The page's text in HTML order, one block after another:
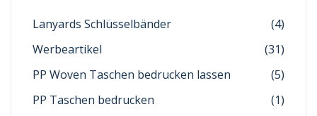
Lanyards Schlüsselbänder
(4)
Werbeartikel
(31)
PP Woven Taschen bedrucken lassen
(5)
PP Taschen bedrucken
(1)